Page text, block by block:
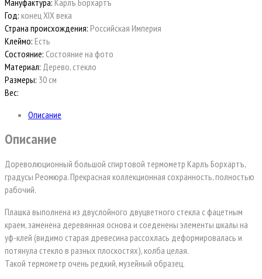
Мануфактура: Карлъ Борхартъ
Год: конец XIX века
Страна происхождения: Российская Империя
Клеймо: Есть
Состояние: Состояние на фото
Материал: Дерево, стекло
Размеры: 30 см
Вес:
Описание
Описание
Дореволюционный большой спиртовой термометр Карлъ Борхартъ,
градусы Реомюра. Прекрасная коллекционная сохранность, полностью
рабочий.
Плашка выполнена из двуслойного двуцветного стекла с фацетным
краем, заменена деревянная основа и соеденены элементы шкалы на
уф-клей (видимо старая древесина рассохлась деформировалась и
потянула стекло в разных плоскостях), колба целая.
Такой термометр очень редкий, музейный образец.